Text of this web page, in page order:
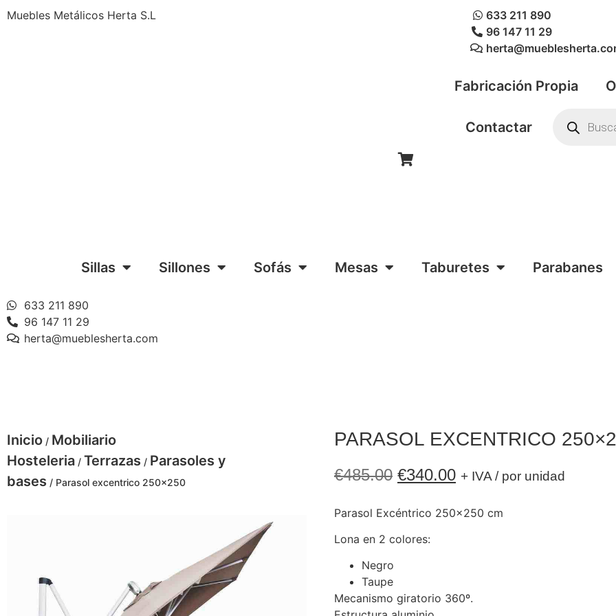
Muebles Metálicos Herta S.L
633 211 890
96 147 11 29
Fabricación Propia
Contactar
Sillas Sillones Sofás Mesas Taburetes Parabanes
633 211 890
96 147 11 29
herta@mueblesherta.com
Inicio / Mobiliario
Hosteleria / Terrazas / Parasoles y
bases / Parasol excentrico 250×250
PARASOL EXCENTRICO
€485.00 €340.00 + IVA / por unidad
Parasol Excéntrico 250×250 cm
Lona en 2 colores:
Negro
Taupe
Mecanismo giratorio 360º.